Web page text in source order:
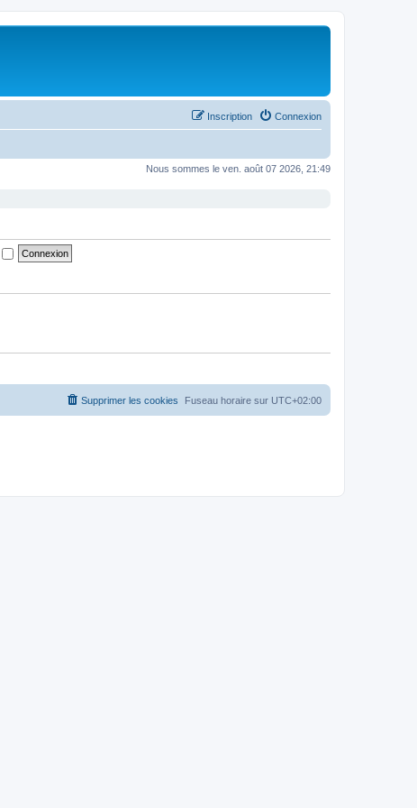
Connexion
Inscription
Nous sommes le ven. août 07 2026, 21:49
Fuseau horaire sur UTC+02:00
Supprimer les cookies